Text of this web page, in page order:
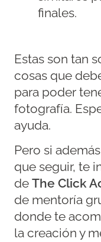
finales.
Estas son tan
cosas que
para poder
fotografía.
ayuda.
Pero si
que seguir, te
de The Click
de mentoría
donde te
la creación y